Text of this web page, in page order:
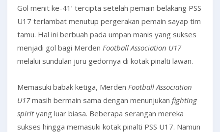
Gol menit ke-41’ tercipta setelah pemain belakang PSS
U17 terlambat menutup pergerakan pemain sayap tim
tamu. Hal ini berbuah pada umpan manis yang sukses
menjadi gol bagi Merden Football Association U17
melalui sundulan juru gedornya di kotak pinalti lawan.
Memasuki babak ketiga, Merden Football Association
U17masih bermain sama dengan menunjukan fighting
spirityang luar biasa. Beberapa serangan mereka
sukses hingga memasuki kotak pinalti PSS U17. Namun